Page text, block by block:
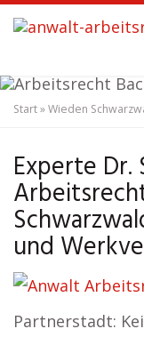
Skip
to
content
Start»Wieden
Experte Dr.
und
Partnerstadt: